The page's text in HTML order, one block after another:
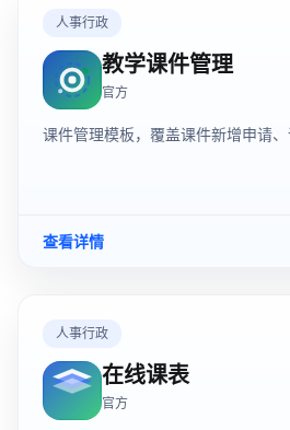
人事行政
教学课件管理
官方
课件管理模板，覆盖课件新增申请、
查看详情
人事行政
在线课表
官方